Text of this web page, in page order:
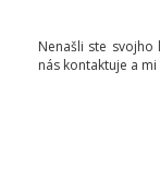
Nenašli ste svojho
nás kontaktuje a